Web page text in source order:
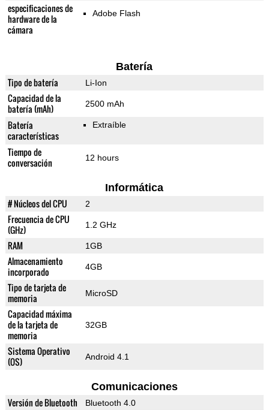
especificaciones de
hardware de la
cámara
Adobe Flash
Batería
Tipo de batería Li-Ion
Capacidad de la
batería (mAh)
2500 mAh
Batería
características
Extraíble
Tiempo de
conversación
12 hours
Informática
# Núcleos del CPU 2
Frecuencia de CPU
(GHz)
1.2 GHz
RAM 1GB
Almacenamiento
incorporado
4GB
Tipo de tarjeta de
memoria
MicroSD
Capacidad máxima
de la tarjeta de
memoria
32GB
Sistema Operativo
(OS)
Android 4.1
Comunicaciones
Versión de Bluetooth Bluetooth 4.0